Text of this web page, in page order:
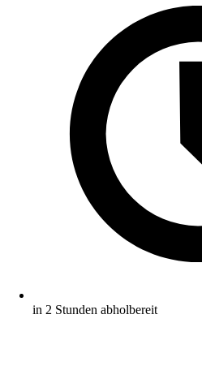
in 2 Stunden abholbereit